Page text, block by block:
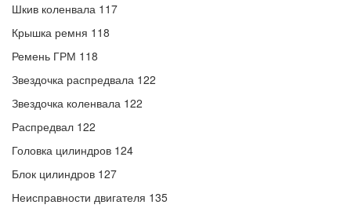
Шкив коленвала 117
Крышка ремня 118
Ремень ГРМ 118
Звездочка распредвала 122
Звездочка коленвала 122
Распредвал 122
Головка цилиндров 124
Блок цилиндров 127
Неисправности двигателя 135